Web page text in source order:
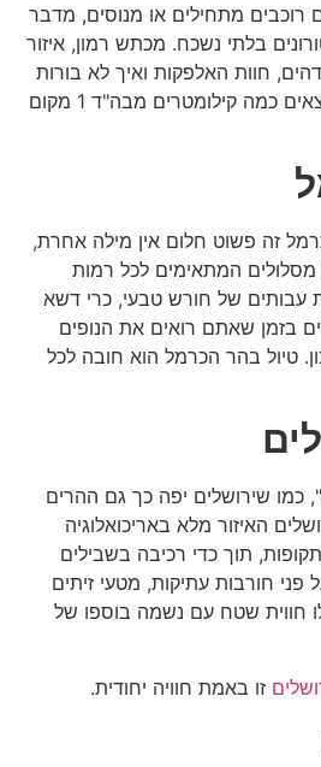
מתחילים או מנוסים, מדבר
בלתי נשכח. מכתש רמון, איזור
חוות האלפקות ואיך לא בורות
לוץ… למי שמכיר הם נמצאים כמה קילומטרים מבה"ד 1 מקום
זה פשוט חלום אין מילה אחרת,
מסלולים המתאימים לכל רמות
עבותים של חורש טבעי, כרי דשא
בזמן שאתם רואים את הנופים
טיול בהר הכרמל הוא חובה לכל
כמו שירושלים יפה כך גם ההרים
האיזור מלא באריכואלוגיה
תוך כדי רכיבה בשבילים
פני חורבות עתיקות, מטעי זיתים
חווית שטח עם נשמה בוספו של
זו באמת חוויה יחודית.